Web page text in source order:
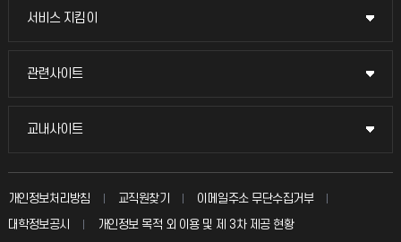
교무회의방송
입학안내
서비스 지킴이
서비스 지킴이
묻고 답하기
칭찬마당
관련사이트
관련사이트
국방헬프콜
교내사이트
교내사이트
교수회
교육혁신본부
개인정보처리방침 교직원찾기
이메일주소 무단수집거부
대학정보공시
개인정보 목적 외 이용 및 제 3차 제공 현황